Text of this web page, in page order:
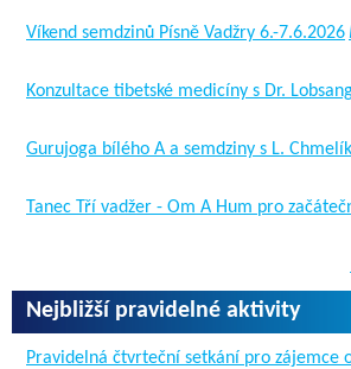
Víkend semdzinů Písně Vadžry 6.-7.6.2026
Konzultace tibetské medicíny s Dr.
Gurujoga bílého A a semdziny s L.
Tanec Tří vadžer - Om A Hum pro
Nejbližší pravidelné aktivity
Pravidelná čtvrteční setkání pro zájemce